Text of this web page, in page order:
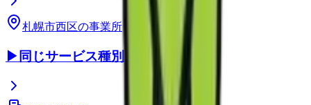
札幌市西区の事業所 北海道 の事業所
▶ 同じサービス種別